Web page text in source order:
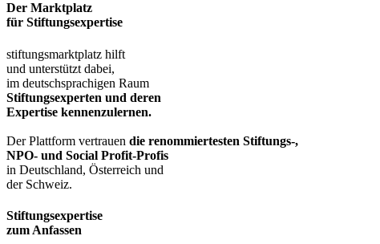
Der Marktplatz
für Stiftungsexpertise
stiftungsmarktplatz hilft
und unterstützt dabei,
im deutschsprachigen Raum
Stiftungsexperten und deren
Expertise kennenzulernen.
Der Plattform vertrauen die renommiertesten Stiftungs-,
NPO- und Social Profit-Profis
in Deutschland, Österreich und
der Schweiz.
Stiftungsexpertise
zum Anfassen